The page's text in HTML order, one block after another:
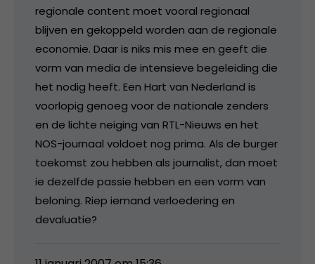
regionale content moet vooral regionaal
blijven en gekoppeld worden aan de regionale
economie. Daar is niks mis mee en geeft die
vorm van media de intensieve begeleiding die
het nodig heeft. Een Hart van Nederland is
voorlopig genoeg voor de nationale zenders
en de lichte neiging van RTL-Nieuws en het
NOS-journaal voldoet nog prima. Als de burger
toekomst zou hebben als journalist, dan moet
ie dezelfde passie hebben en een vorm van
beloning. Riep iemand verloedering en
devaluatie?